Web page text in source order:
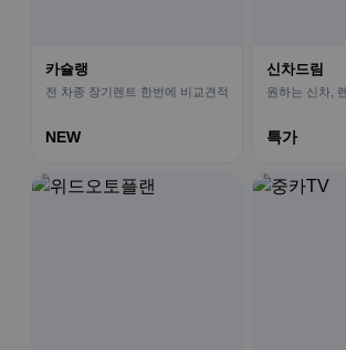
카슐랭
전 차종 장기렌트 한번에 비교견적
NEW
신차드림
원하는 신차,
특가